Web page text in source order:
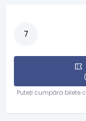
7
Puteți cumpăra bilete